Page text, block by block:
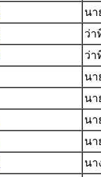
นา
ว่า
ว่า
นา
นา
น
นา
นา